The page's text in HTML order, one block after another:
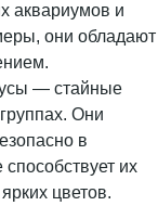
аквариумов и
они обладают
— стайные
Они
в
их
цветов.